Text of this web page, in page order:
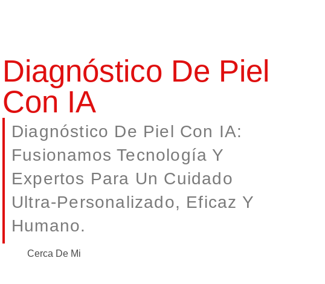
Diagnóstico De Piel
Con IA
Diagnóstico De Piel Con IA:
Fusionamos Tecnología Y
Expertos Para Un Cuidado
Ultra‑personalizado, Eficaz Y
Humano.
Cerca De Mi